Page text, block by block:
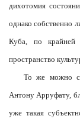
дихотомия
однако собственно
Куба, по крайней
пространство
То же можно
Антону Арруфату,
уже такая